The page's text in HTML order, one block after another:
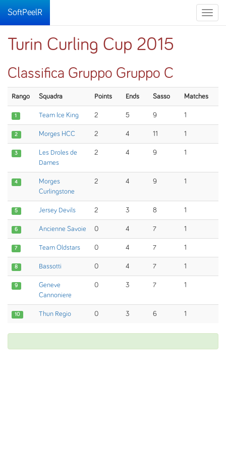
Toggle
SoftPeelR
Turin Curling Cup 2015
Classifica Gruppo Gruppo C
Rango Squadra Points Ends Sasso Matches
1 Team Ice King 2 5 9 1
2 Morges HCC 2 4 11 1
3
Les Droles de
Dames
2 4 9 1
4
Morges
Curlingstone
2 4 9 1
5 Jersey Devils 2 3 8 1
6 Ancienne Savoie 0 4 7 1
7 Team Oldstars 0 4 7 1
8 Bassotti 0 4 7 1
9
Geneve
Cannoniere
0 3 7 1
10 Thun Regio 0 3 6 1